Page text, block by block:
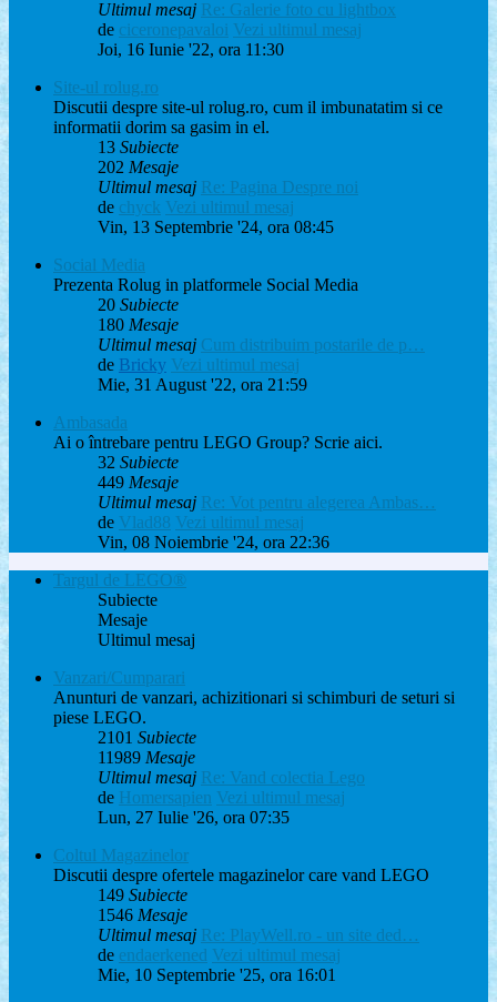
Ultimul mesaj Re: Galerie foto cu lightbox
de ciceronepavaloi Vezi ultimul mesaj
Joi, 16 Iunie '22, ora 11:30
Site-ul rolug.ro
Discutii despre site-ul rolug.ro, cum il imbunatatim si ce
informatii dorim sa gasim in el.
13 Subiecte
202 Mesaje
Ultimul mesaj Re: Pagina Despre noi
de chyck Vezi ultimul mesaj
Vin, 13 Septembrie '24, ora 08:45
Social Media
Prezenta Rolug in platformele Social Media
20 Subiecte
180 Mesaje
Ultimul mesaj Cum distribuim postarile de p…
de Bricky Vezi ultimul mesaj
Mie, 31 August '22, ora 21:59
Ambasada
Ai o întrebare pentru LEGO Group? Scrie aici.
32 Subiecte
449 Mesaje
Ultimul mesaj Re: Vot pentru alegerea Ambas…
de Vlad88 Vezi ultimul mesaj
Vin, 08 Noiembrie '24, ora 22:36
Targul de LEGO®
Subiecte
Mesaje
Ultimul mesaj
Vanzari/Cumparari
Anunturi de vanzari, achizitionari si schimburi de seturi si
piese LEGO.
2101 Subiecte
11989 Mesaje
Ultimul mesaj Re: Vand colectia Lego
de Homersapien Vezi ultimul mesaj
Lun, 27 Iulie '26, ora 07:35
Coltul Magazinelor
Discutii despre ofertele magazinelor care vand LEGO
149 Subiecte
1546 Mesaje
Ultimul mesaj Re: PlayWell.ro - un site ded…
de endaerkened Vezi ultimul mesaj
Mie, 10 Septembrie '25, ora 16:01